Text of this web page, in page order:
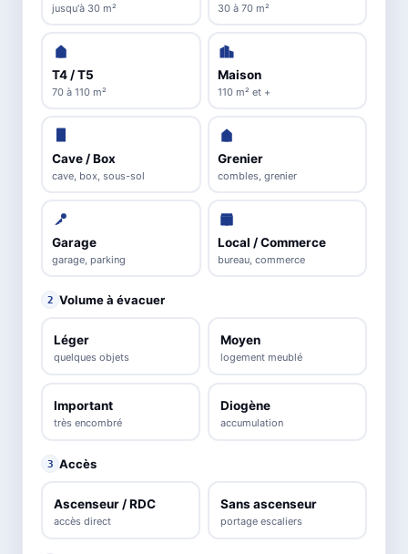
jusqu'à 30 m² 30 à 70 m²
T4 / T5
70 à 110 m²
Maison
110 m² et +
Cave / Box
cave, box, sous-sol
Grenier
combles, grenier
Garage
garage, parking
Local / Commerce
bureau, commerce
2 Volume à évacuer
Léger
quelques objets
Moyen
logement meublé
Important
très encombré
Diogène
accumulation
3 Accès
Ascenseur / RDC
accès direct
Sans ascenseur
portage escaliers